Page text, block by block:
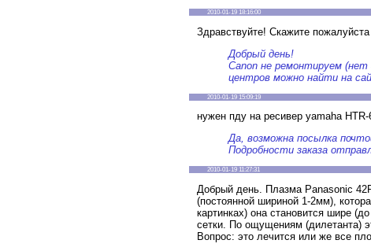
2010-01-19 18:16:00
Здравствуйте! Скажите
Добрый день!
Canon не ремонтируем (нет
центров можно найти на
2010-01-19 15:09:19
нужен пду на ресивер yamaha
Да, возможна посылка
Подробности заказа
2010-01-19 11:27:31
Добрый день. Плазма Panasonic
(постоянной шириной 1-2мм),
картинках) она становится шире
сетки. По ощущениям (дилетанта)
Вопрос: это лечится или же все